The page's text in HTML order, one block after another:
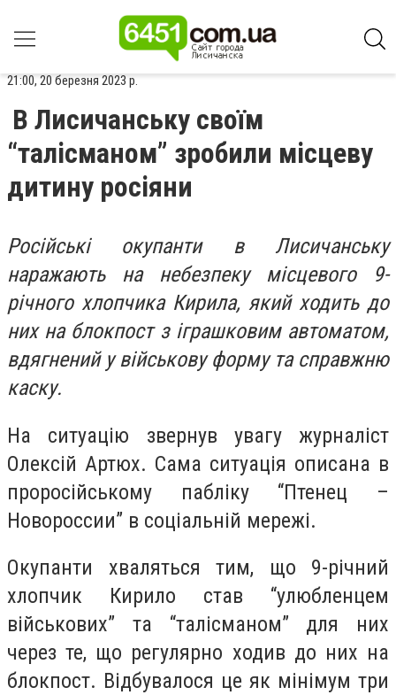
21:00, 20 березня 2023 р.
В Лисичанську своїм
“талісманом” зробили місцеву
дитину росіяни
Російські окупанти в Лисичанську
наражають на небезпеку місцевого 9-
річного хлопчика Кирила, який ходить до
них на блокпост з іграшковим автоматом,
вдягнений у військову форму та справжню
каску.
На ситуацію звернув увагу журналіст
Олексій Артюх. Сама ситуація описана в
проросійському пабліку “Птенец –
Новороссии” в соціальній мережі.
Окупанти хваляться тим, що 9-річний
хлопчик Кирило став “улюбленцем
військових” та “талісманом” для них
через те, що регулярно ходив до них на
блокпост. Відбувалося це як мінімум три